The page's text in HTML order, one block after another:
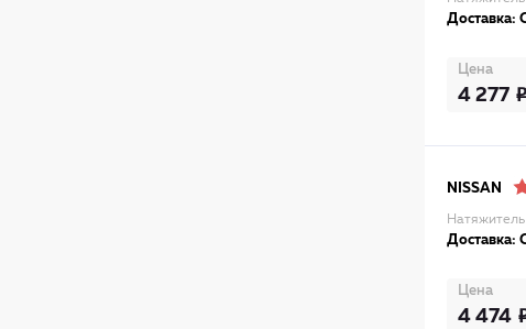
Доставка:
Цена
4 277
NISSAN
Доставка:
Цена
4 474